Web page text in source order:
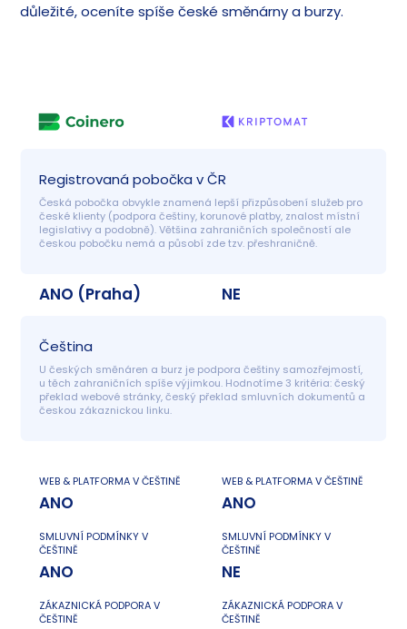
důležité, oceníte spíše české směnárny a burzy.
Registrovaná pobočka v ČR
Česká pobočka obvykle znamená lepší přizpůsobení služeb pro
české klienty (podpora češtiny, korunové platby, znalost místní
legislativy a podobně). Většina zahraničních společností ale
českou pobočku nemá a působí zde tzv. přeshraničně.
ANO (Praha) NE
Čeština
U českých směnáren a burz je podpora češtiny samozřejmostí,
u těch zahraničních spíše výjimkou. Hodnotíme 3 kritéria: český
překlad webové stránky, český překlad smluvních dokumentů a
českou zákaznickou linku.
WEB & PLATFORMA V ČEŠTINĚ
ANO
SMLUVNÍ PODMÍNKY V
ČEŠTINĚ
ANO
ZÁKAZNICKÁ PODPORA V
ČEŠTINĚ
WEB & PLATFORMA V ČEŠTINĚ
ANO
SMLUVNÍ PODMÍNKY V
ČEŠTINĚ
NE
ZÁKAZNICKÁ PODPORA V
ČEŠTINĚ